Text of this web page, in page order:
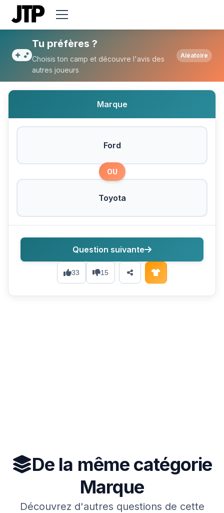
Tu préfères Ford ou Toyota ?
Tu préfères ?
Choisis ton camp et découvre l'avis des
autres joueurs
Aléatoire
Marque
Ford
OU
Toyota
33 15
Question suivante
De la même catégorie
Marque
Découvrez d'autres questions de cette